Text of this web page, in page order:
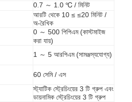
0.7 ～ 1.0 ℃ / মিনিট
আরটি থেকে 10 ≤ ≤20 মিনিট /
অ-রৈখিক
0 ～ 500 পিপিএম (কাস্টমাইজ
করা যায়)
1 ～ 5 আরপিএম (সামঞ্জস্যযোগ্য)
60 সেমি / এস
স্ট্যাটিক স্ট্রেচিংয়ের 3 টি গ্রুপ এবং
ডায়নামিক স্ট্রেচিংয়ের 3 টি গ্রুপ